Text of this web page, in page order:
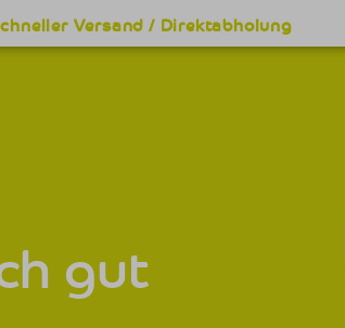
Versand / Direktabholung
gut